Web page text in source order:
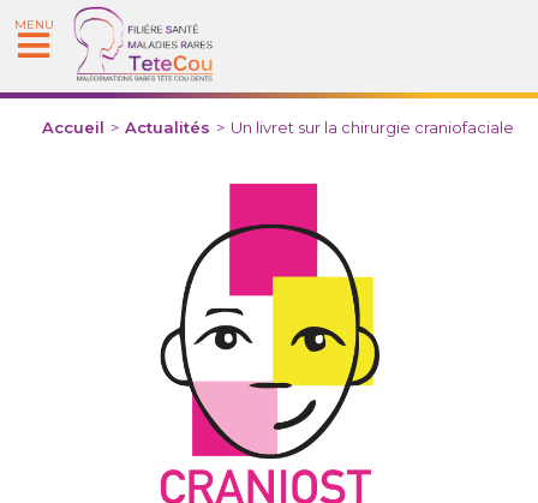
MENU
Accueil > Actualités > Un livret sur la chirurgie craniofaciale